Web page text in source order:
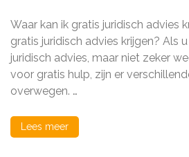
ik
Waar kan ik gratis juridisch advies
gratis juridisch advies krijgen? Als
juridisch advies, maar niet zeker
voor gratis hulp, zijn er
overwegen. …
Lees meer